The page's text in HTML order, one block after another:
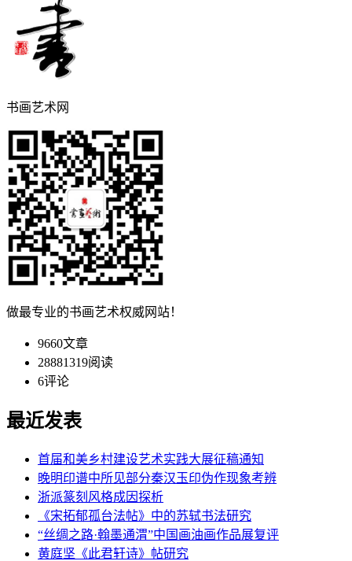
书画艺术网
做最专业的书画艺术权威网站！
9660文章
28881319阅读
6评论
最近发表
首届和美乡村建设艺术实践大展征稿通知
晚明印谱中所见部分秦汉玉印伪作现象考辨
浙派篆刻风格成因探析
《宋拓郁孤台法帖》中的苏轼书法研究
“丝绸之路·翰墨通渭”中国画油画作品展复评
黄庭坚《此君轩诗》帖研究